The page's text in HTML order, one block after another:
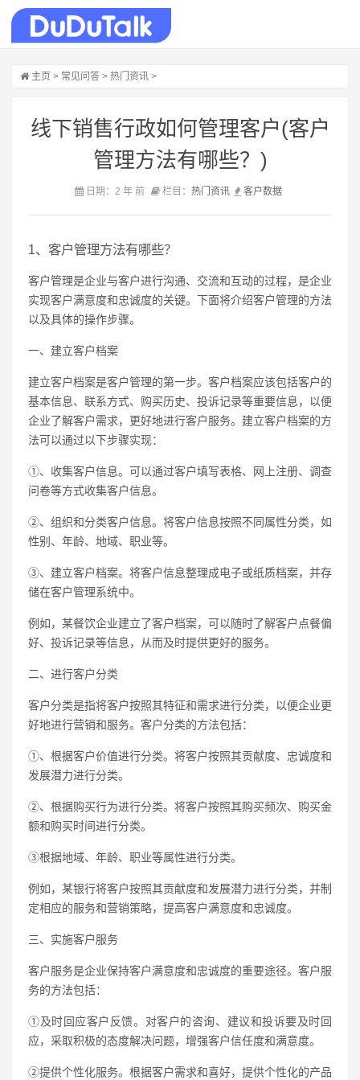
主页 > 常见问答 > 热门资讯 >
线下销售行政如何管理客户(客户
管理方法有哪些？)
日期：2 年 前 栏目： 热门资讯 客户数据
1、客户管理方法有哪些？
客户管理是企业与客户进行沟通、交流和互动的过程，是企业
实现客户满意度和忠诚度的关键。下面将介绍客户管理的方法
以及具体的操作步骤。
一、建立客户档案
建立客户档案是客户管理的第一步。客户档案应该包括客户的
基本信息、联系方式、购买历史、投诉记录等重要信息，以便
企业了解客户需求，更好地进行客户服务。建立客户档案的方
法可以通过以下步骤实现：
①、收集客户信息。可以通过客户填写表格、网上注册、调查
问卷等方式收集客户信息。
②、组织和分类客户信息。将客户信息按照不同属性分类，如
性别、年龄、地域、职业等。
③、建立客户档案。将客户信息整理成电子或纸质档案，并存
储在客户管理系统中。
例如，某餐饮企业建立了客户档案，可以随时了解客户点餐偏
好、投诉记录等信息，从而及时提供更好的服务。
二、进行客户分类
客户分类是指将客户按照其特征和需求进行分类，以便企业更
好地进行营销和服务。客户分类的方法包括：
①、根据客户价值进行分类。将客户按照其贡献度、忠诚度和
发展潜力进行分类。
②、根据购买行为进行分类。将客户按照其购买频次、购买金
额和购买时间进行分类。
③根据地域、年龄、职业等属性进行分类。
例如，某银行将客户按照其贡献度和发展潜力进行分类，并制
定相应的服务和营销策略，提高客户满意度和忠诚度。
三、实施客户服务
客户服务是企业保持客户满意度和忠诚度的重要途径。客户服
务的方法包括：
①及时回应客户反馈。对客户的咨询、建议和投诉要及时回
应，采取积极的态度解决问题，增强客户信任度和满意度。
②提供个性化服务。根据客户需求和喜好，提供个性化的产品